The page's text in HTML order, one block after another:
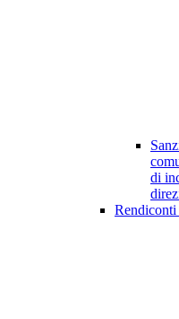
di